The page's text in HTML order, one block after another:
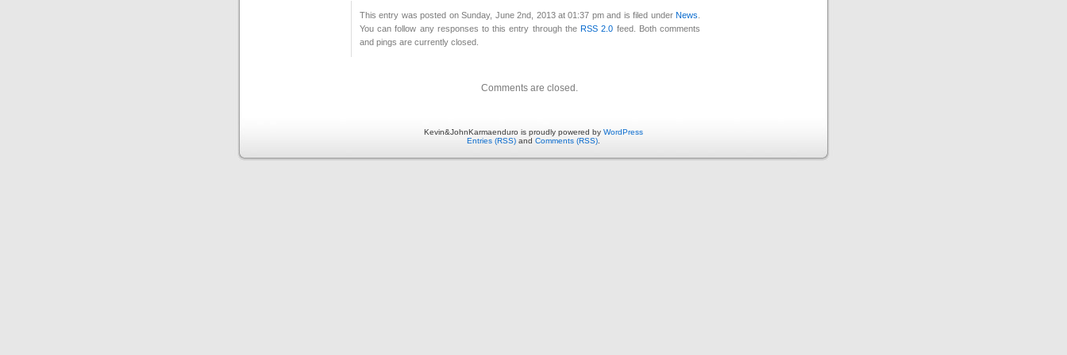
This entry was posted on Sunday, June 2nd, 2013 at 01:37 pm and is filed under News
You can follow any responses to this entry through theRSS 2.0 feed. Both comments
and pings are currently closed.
Comments are closed.
Kevin&JohnKarmaenduro is proudly powered by WordPress
Entries (RSS) and Comments (RSS)